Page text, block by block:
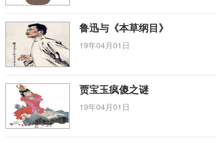
鲁迅与《本草纲目》
19年04月01日
贾宝玉疯傻之谜
19年04月01日